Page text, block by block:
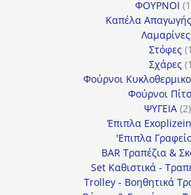
ΦΟΥΡΝΟΙ
Καπέλα
Λαμαρίνες
Στόφες 1
Σχάρες 1
Φούρνοι
Φούρνοι
ΨΥΓΕΙΑ 22
Έπιπλα Exoplizein
'Επιπλα
BAR Τραπέζια &
Set Καθιστικά -
Trolley - Βοηθητικά